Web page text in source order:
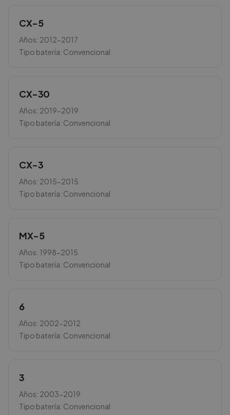
CX-5
Años: 2012-2017
Tipo batería: Convencional
CX-30
Años: 2019-2019
Tipo batería: Convencional
CX-3
Años: 2015-2015
Tipo batería: Convencional
MX-5
Años: 1998-2015
Tipo batería: Convencional
6
Años: 2002-2012
Tipo batería: Convencional
3
Años: 2003-2019
Tipo batería: Convencional